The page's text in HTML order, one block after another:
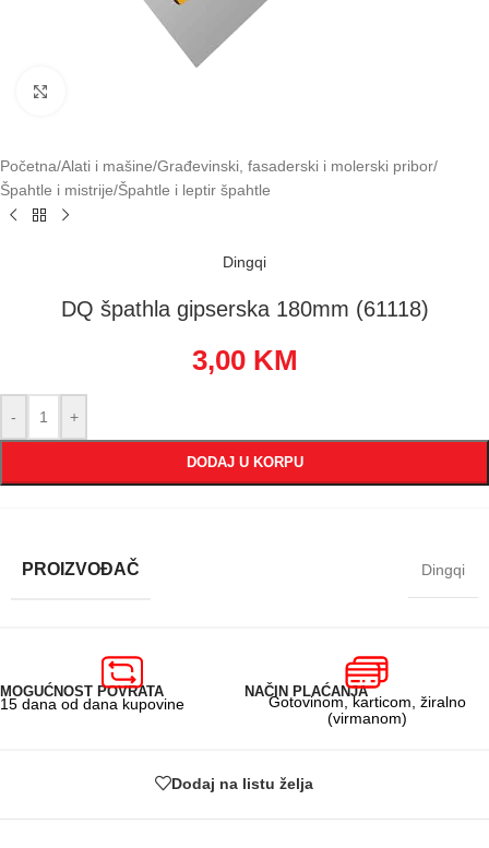
Početna/Alati i mašine/Građevinski, fasaderski i molerski pribor/
Špahtle i mistrije/Špahtle i leptir špahtle
Dingqi
DQ špathla gipserska 180mm (61118)
3,00 KM
- +
DODAJ U KORPU
PROIZVOĐAČ Dingqi
MOGUĆNOST POVRATA
15 dana od dana kupovine
NAČIN PLAĆANJA
Gotovinom, karticom, žiralno
(virmanom)
Dodaj na listu želja